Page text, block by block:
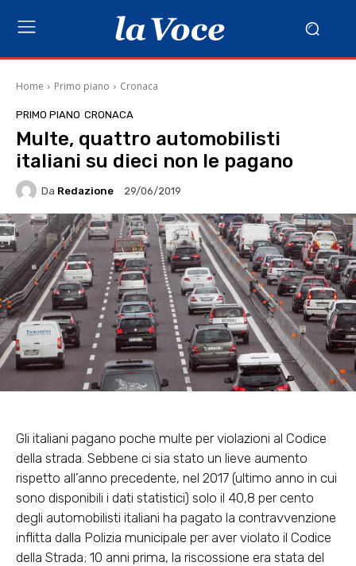
Home Primo piano Cronaca
PRIMO PIANO CRONACA
Multe, quattro automobilisti
italiani su dieci non le pagano
Da Redazione 29/06/2019
Gli italiani pagano poche multe per violazioni al Codice
della strada. Sebbene ci sia stato un lieve aumento
rispetto all’anno precedente, nel 2017 (ultimo anno in cui
sono disponibili i dati statistici) solo il 40,8 per cento
degli automobilisti italiani ha pagato la contravvenzione
inflitta dalla Polizia municipale per aver violato il Codice
della Strada; 10 anni prima, la riscossione era stata del